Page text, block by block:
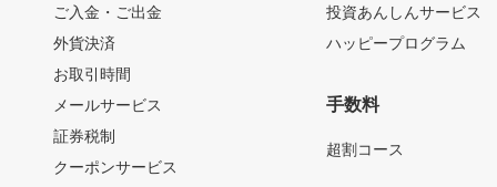
ご入金・ご出金
外貨決済
お取引時間
メールサービス
証券税制
クーポンサービス
投資あんしんサービス
ハッピープログラム
手数料
超割コース